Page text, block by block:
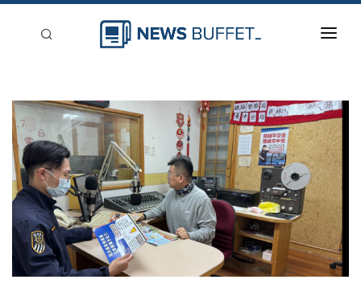
新聞稿分類
登入
刊登